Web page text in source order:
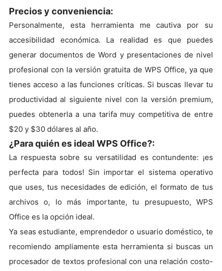
Precios y conveniencia:
Personalmente, esta herramienta me cautiva por su
accesibilidad económica. La realidad es que puedes
generar documentos de Word y presentaciones de nivel
profesional con la versión gratuita de WPS Office, ya que
tienes acceso a las funciones críticas. Si buscas llevar tu
productividad al siguiente nivel con la versión premium,
puedes obtenerla a una tarifa muy competitiva de entre
$20 y $30 dólares al año.
¿Para quién es ideal WPS Office?:
La respuesta sobre su versatilidad es contundente: ¡es
perfecta para todos! Sin importar el sistema operativo
que uses, tus necesidades de edición, el formato de tus
archivos o, lo más importante, tu presupuesto, WPS
Office es la opción ideal.
Ya seas estudiante, emprendedor o usuario doméstico, te
recomiendo ampliamente esta herramienta si buscas un
procesador de textos profesional con una relación costo-